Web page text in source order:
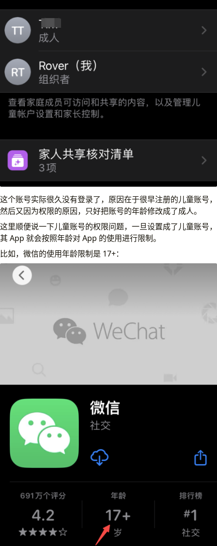
这个账号实际很久没有登录了，原因在于很早注册的儿童账号，
然后又因为权限的原因，只好把账号的年龄修改成了成人。
这里顺便说一下儿童账号的权限问题，一旦设置成了儿童账号，
其 App 就会按照年龄对 App 的使用进行限制。
比如，微信的使用年龄限制是 17+：